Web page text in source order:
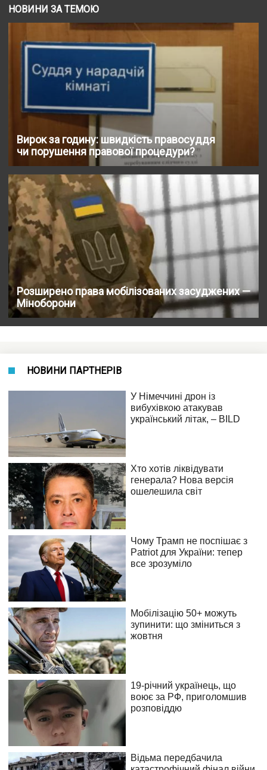
НОВИНИ ЗА ТЕМОЮ
Вирок за годину: швидкість правосуддя
чи порушення правової процедури?
Розширено права мобілізованих засуджених —
Міноборони
НОВИНИ ПАРТНЕРІВ